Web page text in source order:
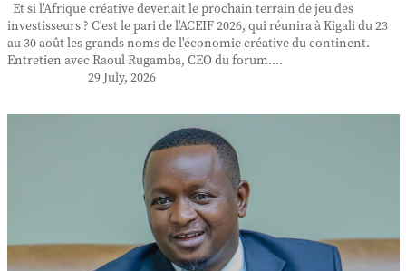
Et si l'Afrique créative devenait le prochain terrain de jeu des
investisseurs ? C'est le pari de l'ACEIF 2026, qui réunira à Kigali du 23
au 30 août les grands noms de l'économie créative du continent.
Entretien avec Raoul Rugamba, CEO du forum....
29 July, 2026